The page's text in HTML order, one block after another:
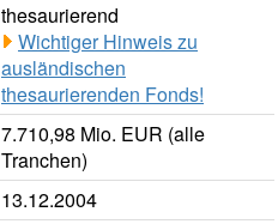
thesaurierend
Wichtiger Hinweis zu
ausländischen
thesaurierenden Fonds!
7.710,98 Mio. EUR (alle
Tranchen)
13.12.2004